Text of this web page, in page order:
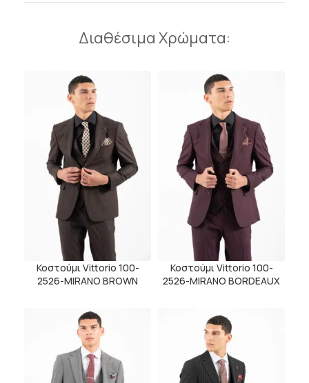
Διαθέσιμα Χρώματα:
Κοστούμι Vittorio 100-
2526-MIRANO BROWN
Κοστούμι Vittorio 100-
2526-MIRANO BORDEAUX